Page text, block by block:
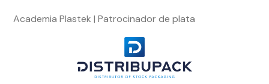
Academia Plastek | Patrocinador de plata